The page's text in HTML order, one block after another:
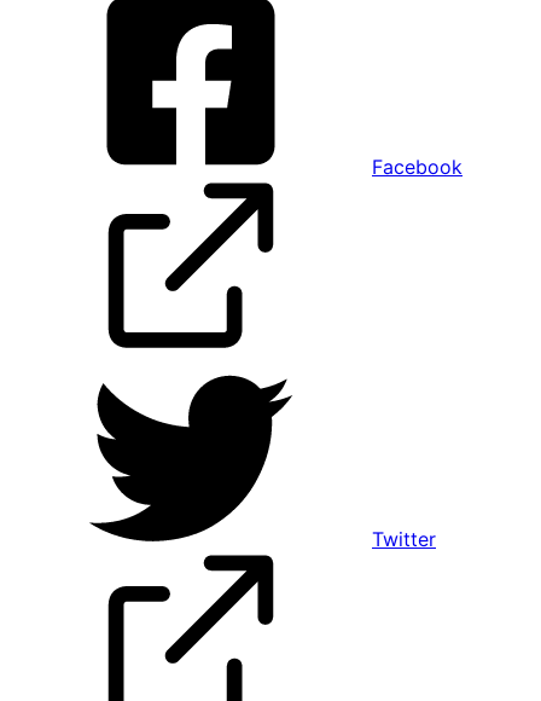
Facebook
Twitter